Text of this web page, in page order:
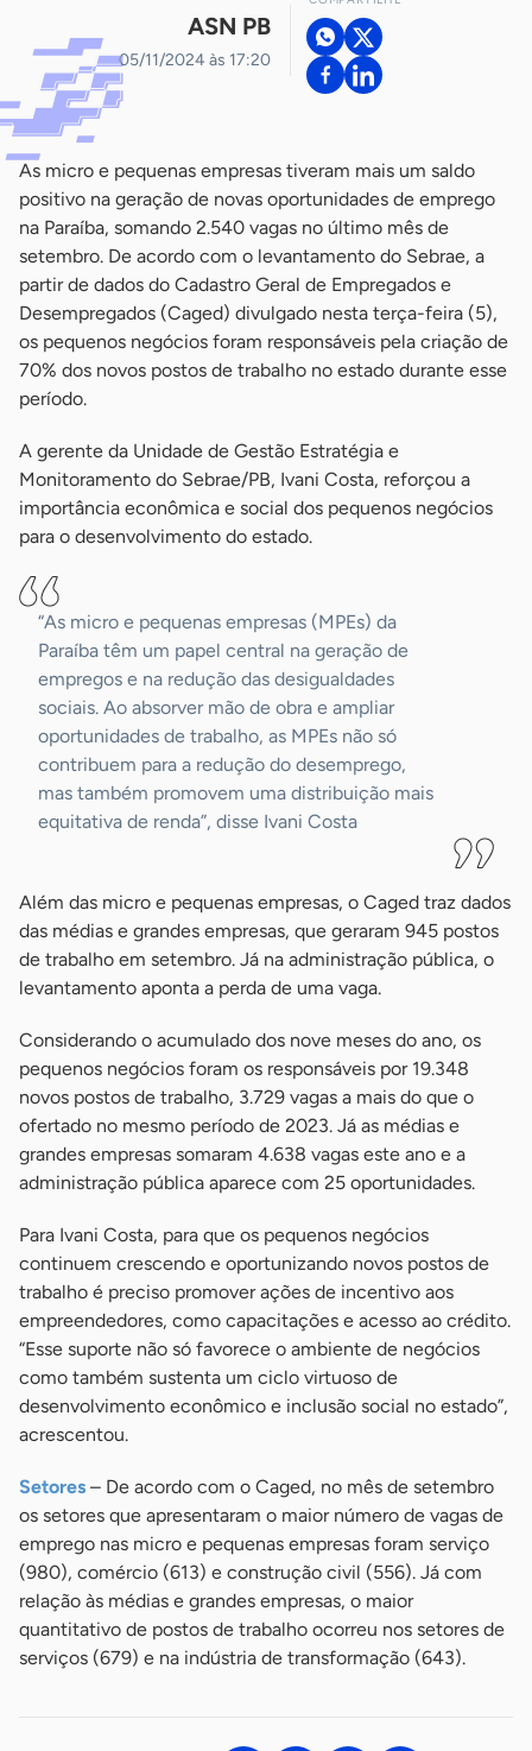
ASN PB
05/11/2024 às 17:20
As micro e pequenas empresas tiveram mais um saldo
positivo na geração de novas oportunidades de emprego
na Paraíba, somando 2.540 vagas no último mês de
setembro. De acordo com o levantamento do Sebrae, a
partir de dados do Cadastro Geral de Empregados e
Desempregados (Caged) divulgado nesta terça-feira (5),
os pequenos negócios foram responsáveis pela criação de
70% dos novos postos de trabalho no estado durante esse
período.
A gerente da Unidade de Gestão Estratégia e
Monitoramento do Sebrae/PB, Ivani Costa, reforçou a
importância econômica e social dos pequenos negócios
para o desenvolvimento do estado.
“As micro e pequenas empresas (MPEs) da
Paraíba têm um papel central na geração de
empregos e na redução das desigualdades
sociais. Ao absorver mão de obra e ampliar
oportunidades de trabalho, as MPEs não só
contribuem para a redução do desemprego,
mas também promovem uma distribuição mais
equitativa de renda”, disse Ivani Costa
Além das micro e pequenas empresas, o Caged traz dados
das médias e grandes empresas, que geraram 945 postos
de trabalho em setembro. Já na administração pública, o
levantamento aponta a perda de uma vaga.
Considerando o acumulado dos nove meses do ano, os
pequenos negócios foram os responsáveis por 19.348
novos postos de trabalho, 3.729 vagas a mais do que o
ofertado no mesmo período de 2023. Já as médias e
grandes empresas somaram 4.638 vagas este ano e a
administração pública aparece com 25 oportunidades.
Para Ivani Costa, para que os pequenos negócios
continuem crescendo e oportunizando novos postos de
trabalho é preciso promover ações de incentivo aos
empreendedores, como capacitações e acesso ao crédito.
“Esse suporte não só favorece o ambiente de negócios
como também sustenta um ciclo virtuoso de
desenvolvimento econômico e inclusão social no estado”,
acrescentou.
Setores – De acordo com o Caged, no mês de setembro
os setores que apresentaram o maior número de vagas de
emprego nas micro e pequenas empresas foram serviço
(980), comércio (613) e construção civil (556). Já com
relação às médias e grandes empresas, o maior
quantitativo de postos de trabalho ocorreu nos setores de
serviços (679) e na indústria de transformação (643).